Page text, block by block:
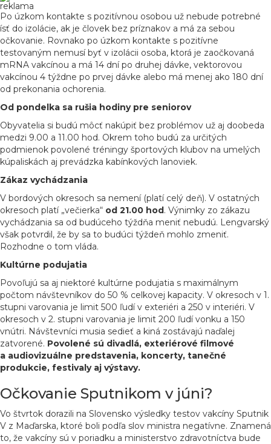
reklama
Po úzkom kontakte s pozitívnou osobou už nebude potrebné
ísť do izolácie, ak je človek bez príznakov a má za sebou
očkovanie. Rovnako po úzkom kontakte s pozitívne
testovaným nemusí byť v izolácii osoba, ktorá je zaočkovaná
mRNA vakcínou a má 14 dní po druhej dávke, vektorovou
vakcínou 4 týždne po prvej dávke alebo má menej ako 180 dní
od prekonania ochorenia.
Od pondelka sa rušia hodiny pre seniorov
Obyvatelia si budú môcť nakúpiť bez problémov už aj doobeda
medzi 9.00 a 11.00 hod. Okrem toho budú za určitých
podmienok povolené tréningy športových klubov na umelých
kúpaliskách aj prevádzka kabínkových lanoviek.
Zákaz vychádzania
V bordových okresoch sa nemení (platí celý deň). V ostatných
okresoch platí „večierka“ od 21.00 hod. Výnimky zo zákazu
vychádzania sa od budúceho týždňa meniť nebudú. Lengvarský
však potvrdil, že by sa to budúci týždeň mohlo zmeniť.
Rozhodne o tom vláda.
Kultúrne podujatia
Povoľujú sa aj niektoré kultúrne podujatia s maximálnym
počtom návštevníkov do 50 % celkovej kapacity. V okresoch v 1.
stupni varovania je limit 500 ľudí v exteriéri a 250 v interiéri. V
okresoch v 2. stupni varovania je limit 200 ľudí vonku a 150
vnútri. Návštevníci musia sedieť a kiná zostávajú naďalej
zatvorené. Povolené sú divadlá, exteriérové filmové
a audiovizuálne predstavenia, koncerty, tanečné
produkcie, festivaly aj výstavy.
Očkovanie Sputnikom v júni?
Vo štvrtok dorazili na Slovensko výsledky testov vakcíny Sputnik
V z Maďarska, ktoré boli podľa slov ministra negatívne. Znamená
to, že vakcíny sú v poriadku a ministerstvo zdravotníctva bude